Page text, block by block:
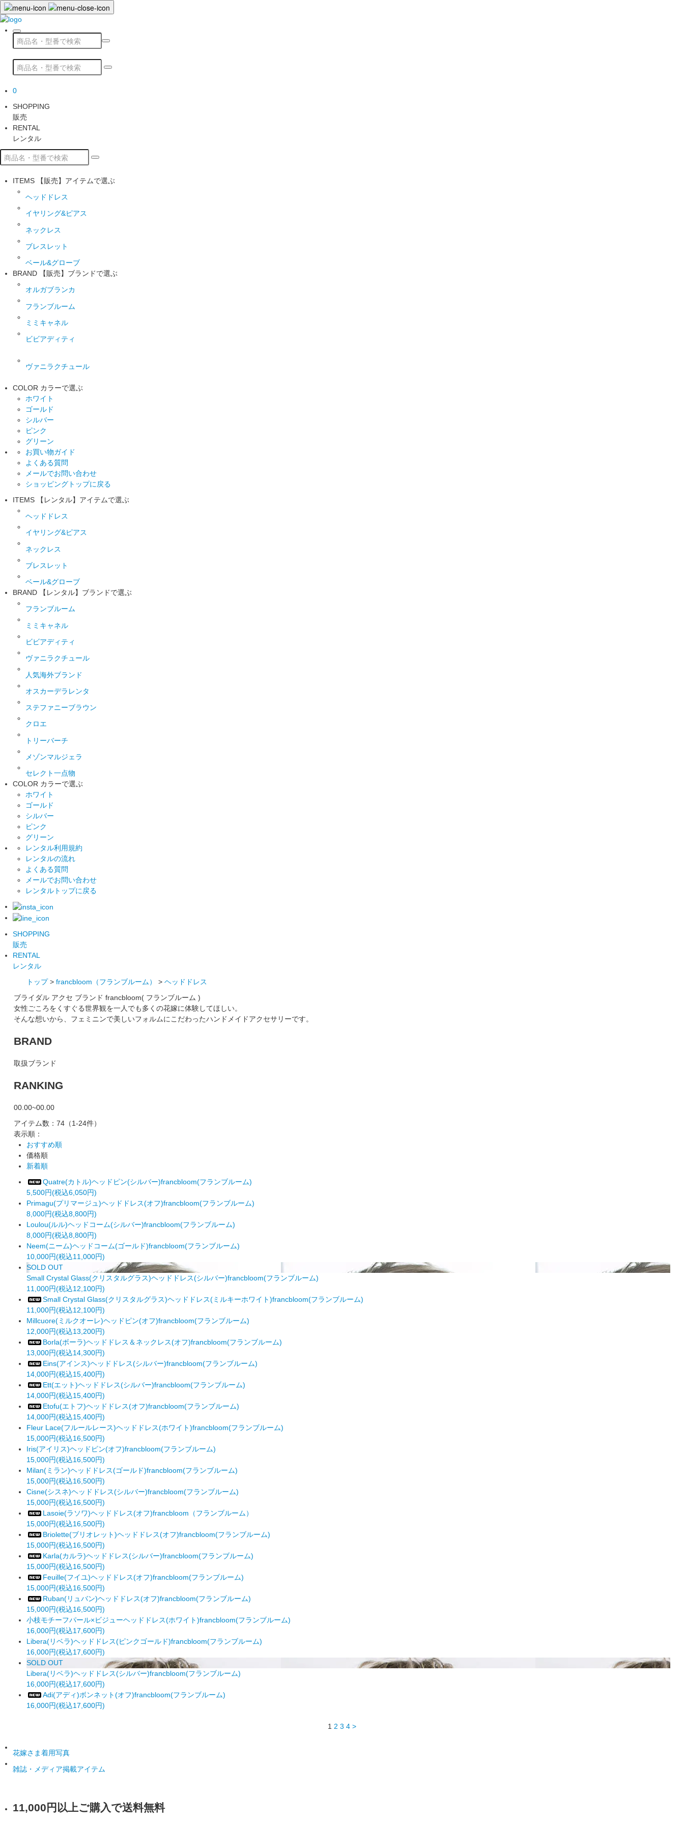
0
SHOPPING
販売
RENTAL
レンタル
ITEMS 【販売】アイテムで選ぶ
ヘッドドレス
イヤリング&ピアス
ネックレス
ブレスレット
ベール&グローブ
BRAND
【販売】ブランドで選ぶ
オルガブランカ
フランブルーム
ミミキャネル
ビビアディティ
ヴァニラクチュール
COLOR カラーで選ぶ
ホワイト
ゴールド
シルバー
ピンク
グリーン
お買い物ガイド
よくある質問
メールでお問い合わせ
ショッピングトップに戻る
ITEMS
【レンタル】アイテムで選ぶ
ヘッドドレス
イヤリング&ピアス
ネックレス
ブレスレット
ベール&グローブ
BRAND
【レンタル】ブランドで選ぶ
フランブルーム
ミミキャネル
ビビアディティ
ヴァニラクチュール
人気海外ブランド
オスカーデラレンタ
ステファニーブラウン
クロエ
トリーバーチ
メゾンマルジェラ
セレクト一点物
COLOR カラーで選ぶ
ホワイト
ゴールド
シルバー
ピンク
グリーン
レンタル利用規約
レンタルの流れ
よくある質問
メールでお問い合わせ
レンタルトップに戻る
SHOPPING
販売
RENTAL
レンタル
トップ > francbloom（フランブルーム） > ヘッドドレス
ブライダル アクセ ブランド francbloom( フランブルーム )
女性ごころをくすぐる世界観を一人でも多くの花嫁に体験してほしい。
そんな想いから、フェミニンで美しいフォルムにこだわったハンドメイドアクセサリーです。
BRAND
取扱ブランド
RANKING
00.00~00.00
アイテム数：74（1-24件）
表示順：
おすすめ順
価格順
新着順
Quatre(カトル)ヘッドピン(シルバー)francbloom(フランブルーム)
5,500円(税込6,050円)
Primagu(プリマージュ)ヘッドドレス(オフ)francbloom(フランブルーム)
8,000円(税込8,800円)
Loulou(ルル)ヘッドコーム(シルバー)francbloom(フランブルーム)
8,000円(税込8,800円)
Neem(ニーム)ヘッドコーム(ゴールド)francbloom(フランブルーム)
10,000円(税込11,000円)
SOLD OUT
Small Crystal Glass(クリスタルグラス)ヘッドドレス(シルバー)francbloom(フランブルーム)
11,000円(税込12,100円)
Small Crystal Glass(クリスタルグラス)ヘッドドレス(ミルキーホワイト)francbloom(フランブルーム)
11,000円(税込12,100円)
Millcuore(ミルクオーレ)ヘッドピン(オフ)francbloom(フランブルーム)
12,000円(税込13,200円)
Borla(ボーラ)ヘッドドレス＆ネックレス(オフ)francbloom(フランブルーム)
13,000円(税込14,300円)
Eins(アインス)ヘッドドレス(シルバー)francbloom(フランブルーム)
14,000円(税込15,400円)
Ett(エット)ヘッドドレス(シルバー)francbloom(フランブルーム)
14,000円(税込15,400円)
Etofu(エトフ)ヘッドドレス(オフ)francbloom(フランブルーム)
14,000円(税込15,400円)
Fleur Lace(フルールレース)ヘッドドレス(ホワイト)francbloom(フランブルーム)
15,000円(税込16,500円)
Iris(アイリス)ヘッドピン(オフ)francbloom(フランブルーム)
15,000円(税込16,500円)
Milan(ミラン)ヘッドドレス(ゴールド)francbloom(フランブルーム)
15,000円(税込16,500円)
Cisne(シスネ)ヘッドドレス(シルバー)francbloom(フランブルーム)
15,000円(税込16,500円)
Lasoie(ラソワ)ヘッドドレス(オフ)francbloom（フランブルーム）
15,000円(税込16,500円)
Briolette(ブリオレット)ヘッドドレス(オフ)francbloom(フランブルーム)
15,000円(税込16,500円)
Karla(カルラ)ヘッドドレス(シルバー)francbloom(フランブルーム)
15,000円(税込16,500円)
Feuille(フイユ)ヘッドドレス(オフ)francbloom(フランブルーム)
15,000円(税込16,500円)
Ruban(リュバン)ヘッドドレス(オフ)francbloom(フランブルーム)
15,000円(税込16,500円)
小枝モチーフパール×ビジューヘッドドレス(ホワイト)francbloom(フランブルーム)
16,000円(税込17,600円)
Libera(リベラ)ヘッドドレス(ピンクゴールド)francbloom(フランブルーム)
16,000円(税込17,600円)
SOLD OUT
Libera(リベラ)ヘッドドレス(シルバー)francbloom(フランブルーム)
16,000円(税込17,600円)
Adi(アディ)ボンネット(オフ)francbloom(フランブルーム)
16,000円(税込17,600円)
1 2 3 4 >
花嫁さま着用写真
雑誌・メディア掲載アイテム
11,000円以上ご購入で送料無料